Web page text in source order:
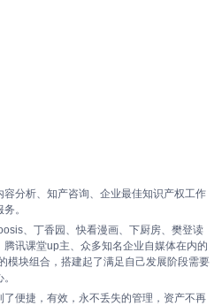
分析、知产咨询、企业最佳知识产权工作
。
、丁香园、快看漫画、下厨房、樊登读
讯课堂up主、众多知名企业自媒体在内的
模块组合，搭建起了满足自己发展阶段需要
便捷，有效，永不丢失的管理，资产不再